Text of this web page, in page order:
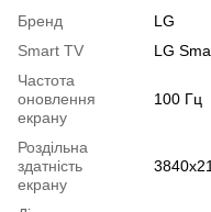
Бренд
LG
Smart TV
LG
Частота
оновлення
екрану
100 Гц
Роздільна
здатність
екрану